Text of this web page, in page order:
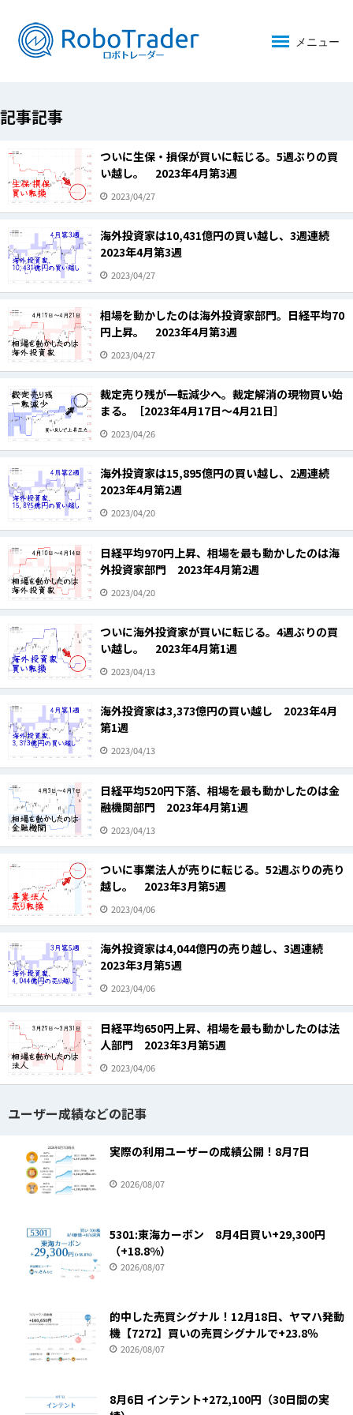
メニュー
記事記事
ついに生保・損保が買いに転じる。5週ぶりの買
い越し。 2023年4月第3週
2023/04/27
海外投資家は10,431億円の買い越し、3週連続
2023年4月第3週
2023/04/27
相場を動かしたのは海外投資家部門。日経平均70
円上昇。 2023年4月第3週
2023/04/27
裁定売り残が一転減少へ。裁定解消の現物買い始
まる。［2023年4月17日～4月21日］
2023/04/26
海外投資家は15,895億円の買い越し、2週連続
2023年4月第2週
2023/04/20
日経平均970円上昇、相場を最も動かしたのは海
外投資家部門 2023年4月第2週
2023/04/20
ついに海外投資家が買いに転じる。4週ぶりの買
い越し。 2023年4月第1週
2023/04/13
海外投資家は3,373億円の買い越し 2023年4月
第1週
2023/04/13
日経平均520円下落、相場を最も動かしたのは金
融機関部門 2023年4月第1週
2023/04/13
ついに事業法人が売りに転じる。52週ぶりの売り
越し。 2023年3月第5週
2023/04/06
海外投資家は4,044億円の売り越し、3週連続
2023年3月第5週
2023/04/06
日経平均650円上昇、相場を最も動かしたのは法
人部門 2023年3月第5週
2023/04/06
ユーザー成績などの記事
実際の利用ユーザーの成績公開！8月7日
2026/08/07
5301:東海カーボン 8月4日買い+29,300円
（+18.8%）
2026/08/07
的中した売買シグナル！12月18日、ヤマハ発動
機【7272】買いの売買シグナルで+23.8％
2026/08/07
8月6日 インテント+272,100円（30日間の実